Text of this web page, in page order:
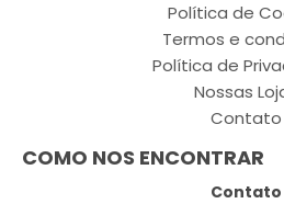
Política de
Termos e
Política de
Nossas
Contato
COMO NOS ENCONTRAR
Contato